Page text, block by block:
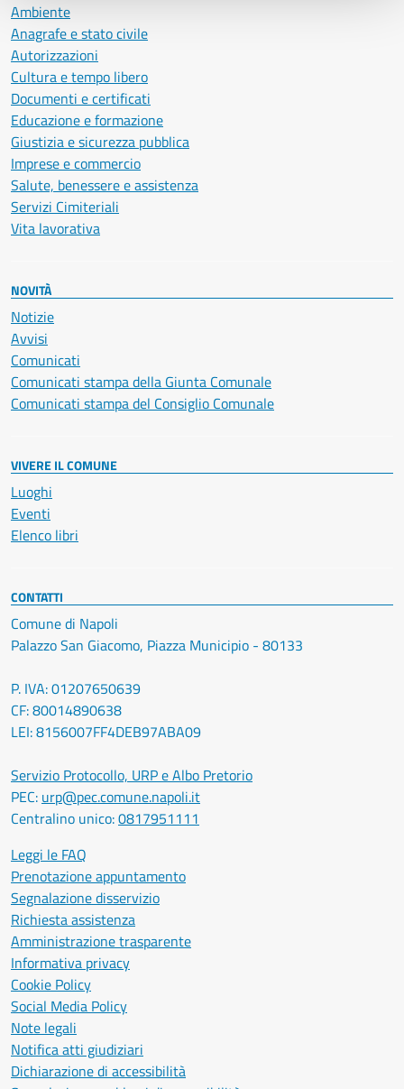
Ambiente
Anagrafe e stato civile
Autorizzazioni
Cultura e tempo libero
Documenti e certificati
Educazione e formazione
Giustizia e sicurezza pubblica
Imprese e commercio
Salute, benessere e assistenza
Servizi Cimiteriali
Vita lavorativa
NOVITÀ
Notizie
Avvisi
Comunicati
Comunicati stampa della Giunta Comunale
Comunicati stampa del Consiglio Comunale
VIVERE IL COMUNE
Luoghi
Eventi
Elenco libri
CONTATTI
Comune di Napoli
Palazzo San Giacomo, Piazza Municipio - 80133
P. IVA: 01207650639
CF: 80014890638
LEI: 8156007FF4DEB97ABA09
Servizio Protocollo, URP e Albo Pretorio
PEC: urp@pec.comune.napoli.it
Centralino unico:0817951111
Leggi le FAQ
Prenotazione appuntamento
Segnalazione disservizio
Richiesta assistenza
Amministrazione trasparente
Informativa privacy
Cookie Policy
Social Media Policy
Note legali
Notifica atti giudiziari
Dichiarazione di accessibilità